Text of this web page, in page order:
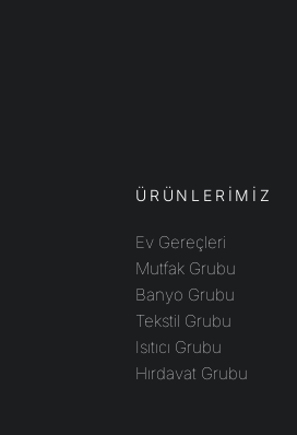
ÜRÜNLERİMİZ
Ev Gereçleri
Mutfak Grubu
Banyo Grubu
Tekstil Grubu
Isıtıcı Grubu
Hırdavat Grubu